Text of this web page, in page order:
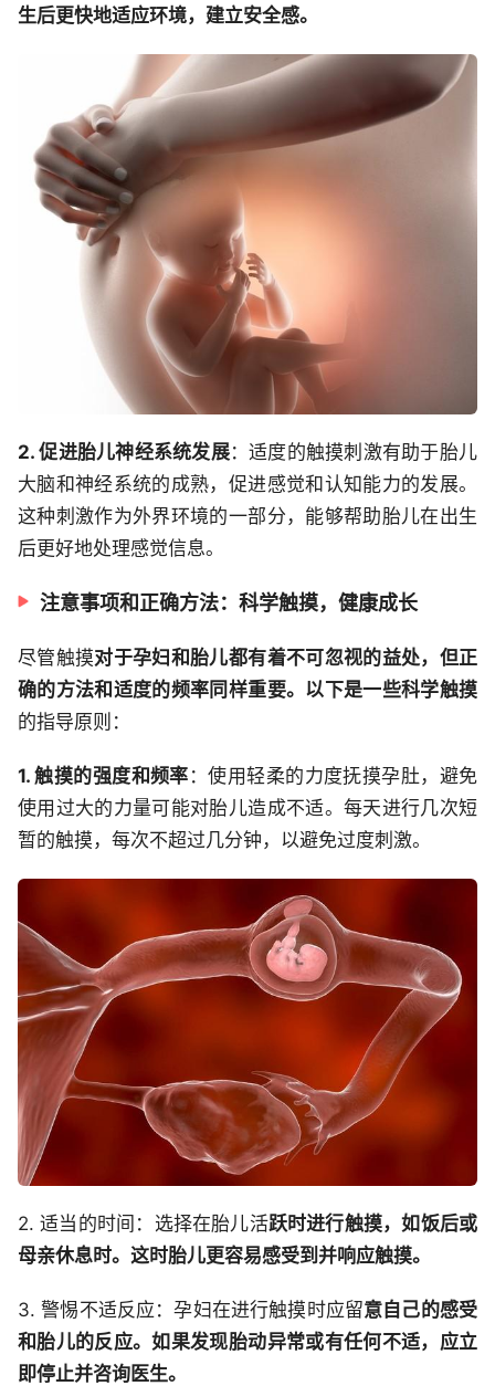
生后更快地适应环境，建立安全感。
2. 促进胎儿神经系统发展：适度的触摸刺激有助于胎儿
大脑和神经系统的成熟，促进感觉和认知能力的发展。
这种刺激作为外界环境的一部分，能够帮助胎儿在出生
后更好地处理感觉信息。
注意事项和正确方法：科学触摸，健康成长
尽管触摸对于孕妇和胎儿都有着不可忽视的益处，但正
确的方法和适度的频率同样重要。以下是一些科学触摸
的指导原则：
1. 触摸的强度和频率 ：使用轻柔的力度抚摸孕肚，避免
使用过大的力量可能对胎儿造成不适。每天进行几次短
暂的触摸，每次不超过几分钟，以避免过度刺激。
2. 适当的时间：选择在胎儿活跃时进行触摸，如饭后或
母亲休息时。这时胎儿更容易感受到并响应触摸。
3. 警惕不适反应：孕妇在进行触摸时应留意自己的感受
和胎儿的反应。如果发现胎动异常或有任何不适，应立
即停止并咨询医生。